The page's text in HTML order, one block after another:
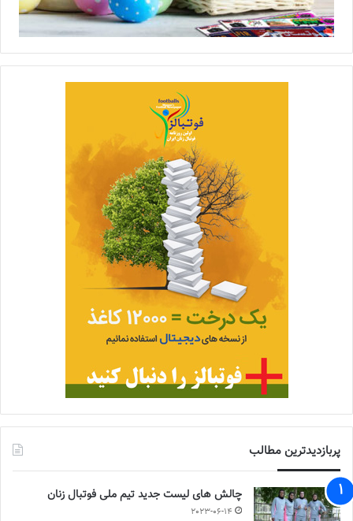
پربازدیدترین مطالب
چالش هاى ليست جدید تيم ملى فوتبال زنان
2023-06-14